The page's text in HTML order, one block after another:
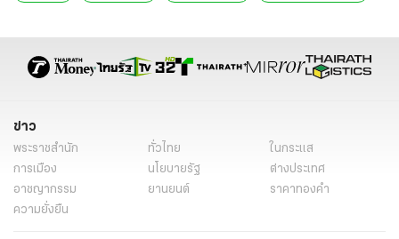
ข่าวต่างประเทศ ไทยรัฐออนไลน์ ข่าววันนี้
ข่าว
พระราชสำนัก ทั่วไทย
ในกระแส
การเมือง
นโยบายรัฐ
ต่างประเทศ
อาชญากรรม
ยานยนต์
ราคาทองคำ
ความยั่งยืน